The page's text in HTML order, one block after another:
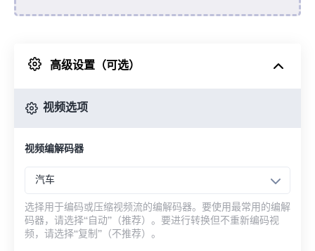
来自 Google Drive
高级设置（可选）
视频选项
视频编解码器
汽车
选择用于编码或压缩视频流的编解码器。要使用最常用的编解
码器，请选择“自动”（推荐）。要进行转换但不重新编码视
频，请选择“复制”（不推荐）。